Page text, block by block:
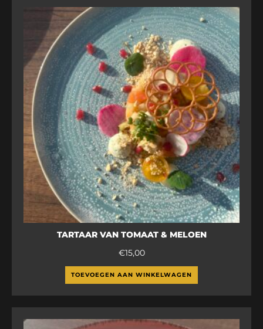
TARTAAR VAN TOMAAT & MELOEN
€15,00
TOEVOEGEN AAN WINKELWAGEN